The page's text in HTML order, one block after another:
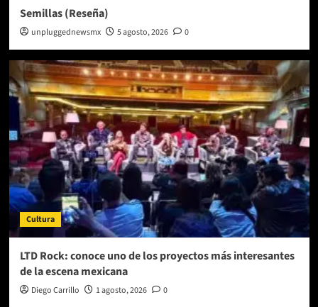
Semillas (Reseña)
unpluggednewsmx 5 agosto, 2026 0
Cultura
LTD Rock: conoce uno de los proyectos más interesantes
de la escena mexicana
Diego Carrillo 1 agosto, 2026 0